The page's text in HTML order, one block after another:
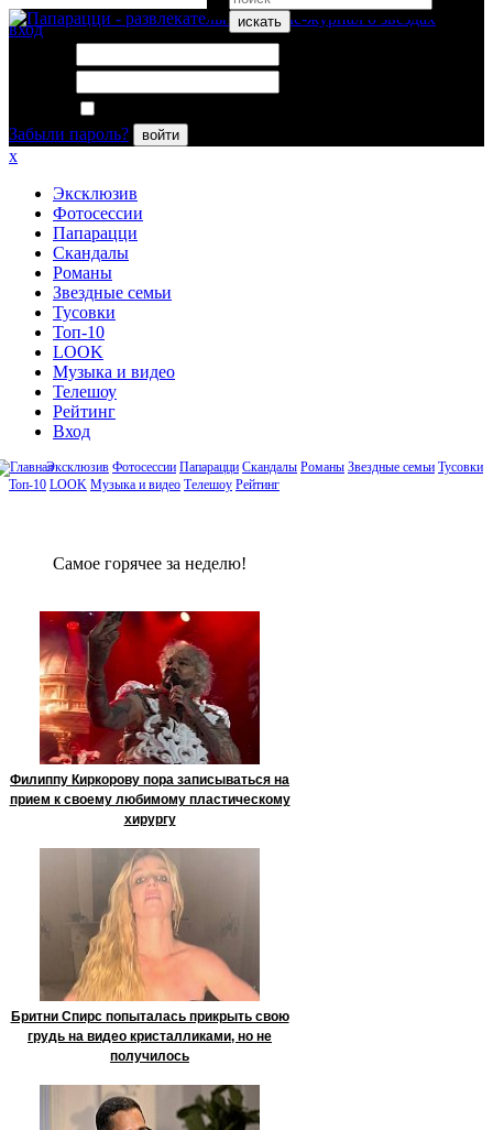
искать
вход
Забыли пароль?
войти
x
Эксклюзив
Фотосессии
Папарацци
Скандалы
Романы
Звездные семьи
Тусовки
Топ-10
LOOK
Музыка и видео
Телешоу
Рейтинг
Вход
Эксклюзив Фотосессии Папарацци Скандалы Романы Звездные семьи Тусовки
Топ-10 LOOK Музыка и видео Телешоу Рейтинг
Сaмое гoрячее за неделю!
Филиппу Киркорову пора записываться на
прием к своему любимому пластическому
хирургу
Бритни Спирс попыталась прикрыть свою
грудь на видео кристалликами, но не
получилось